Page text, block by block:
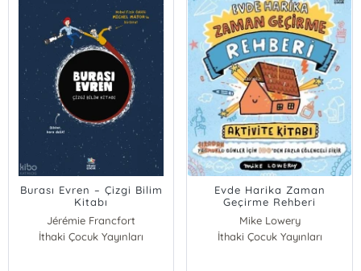
Burası Evren – Çizgi Bilim
Kitabı
Jérémie Francfort
Herji Francfort
İthaki Çocuk Yayınları
Evde Harika Zaman
Geçirme Rehberi
Mike Lowery
İthaki Çocuk Yayınları